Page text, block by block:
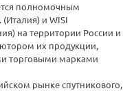
полномочным
и WISI
на территории России и
их продукции,
торговыми марками
рынке спутникового,